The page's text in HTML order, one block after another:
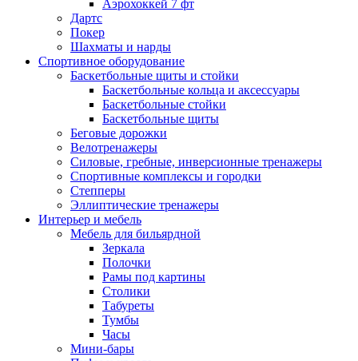
Аэрохоккей 7 фт
Дартс
Покер
Шахматы и нарды
Спортивное оборудование
Баскетбольные щиты и стойки
Баскетбольные кольца и аксессуары
Баскетбольные стойки
Баскетбольные щиты
Беговые дорожки
Велотренажеры
Силовые, гребные, инверсионные тренажеры
Спортивные комплексы и городки
Степперы
Эллиптические тренажеры
Интерьер и мебель
Мебель для бильярдной
Зеркала
Полочки
Рамы под картины
Столики
Табуреты
Тумбы
Часы
Мини-бары